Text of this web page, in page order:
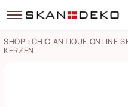
SHOP CHIC ANTIQUE ONLINE
KERZEN